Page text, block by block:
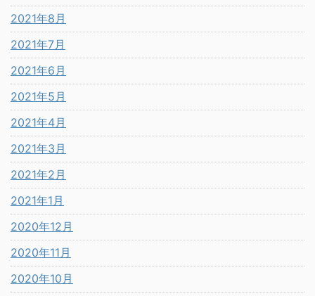
2021年8月
2021年7月
2021年6月
2021年5月
2021年4月
2021年3月
2021年2月
2021年1月
2020年12月
2020年11月
2020年10月